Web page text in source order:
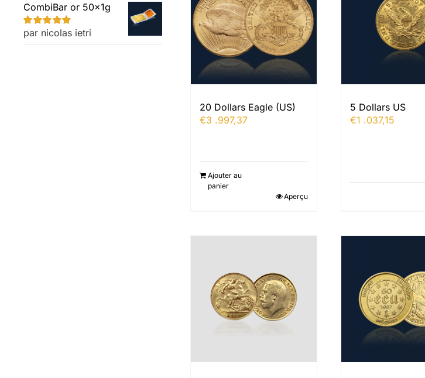
20 Dollars Eagle (US)
€3 .997,37
Ajouter au
panier
Aperçu
5 Dollars US
€1 .037,15
CombiBar or 50x1g
Note 5sur 5
par nicolas ietri